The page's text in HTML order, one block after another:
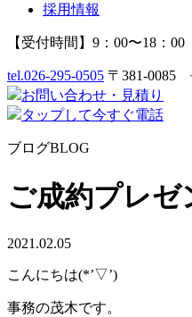
採用情報
【受付時間】9：00〜18：
tel.026-295-0505 〒381-0085
お問い合わせ ・ 見積り
タップして今すぐ電話
ブログBLOG
ご成約プレ
2021.02.05
こんにちは(*’▽’)
事務の茂木です。